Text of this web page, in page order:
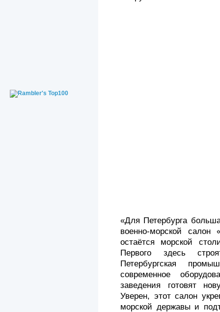
«Для Петербурга
военно-морской
остаётся морской
Первого здесь
Петербургская
современное
заведения готовят
Уверен, этот салон
морской державы и